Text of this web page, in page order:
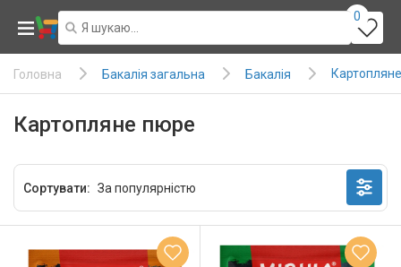
0
Головна Бакалія загальна Бакалія
Картопляне пюре
Сортувати: